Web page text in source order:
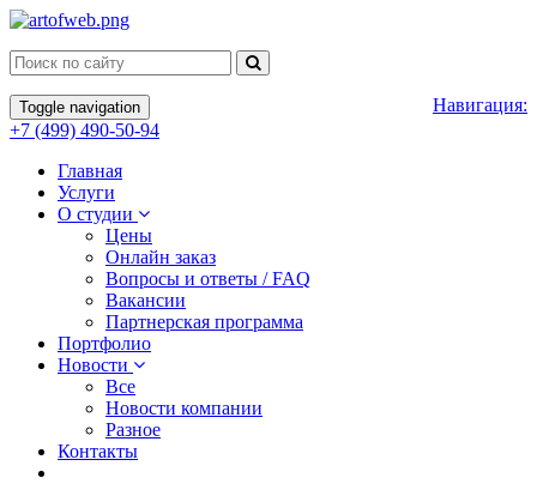
Toggle navigation
Навигация:
+7 (499) 490-50-94
Главная
Услуги
О студии
Цены
Онлайн заказ
Вопросы и ответы / FAQ
Вакансии
Партнерская программа
Портфолио
Новости
Все
Новости компании
Разное
Контакты